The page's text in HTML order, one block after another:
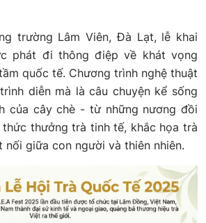
trường Lâm Viên, Đà Lạt, lễ khai
phát đi thông điệp về khát vọng
quốc tế. Chương trình nghệ thuật
diễn mà là câu chuyện kể sống
của cây chè - từ những nương đồi
thưởng trà tinh tế, khắc họa trà
nối giữa con người và thiên nhiên.